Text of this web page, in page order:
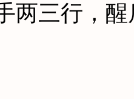
三行，醒